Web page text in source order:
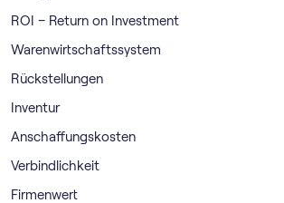
ROI – Return on Investment
Warenwirtschaftssystem
Rückstellungen
Inventur
Anschaffungskosten
Verbindlichkeit
Firmenwert